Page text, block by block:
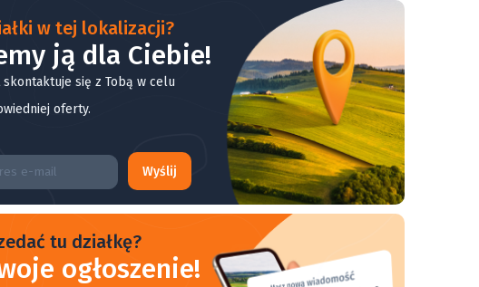
w tej lokalizacji?
ją dla Ciebie!
się z Tobą w celu
oferty.
Wyślij
tu działkę?
ogłoszenie!